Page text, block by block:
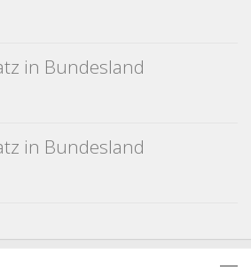
in Bundesland
in Bundesland